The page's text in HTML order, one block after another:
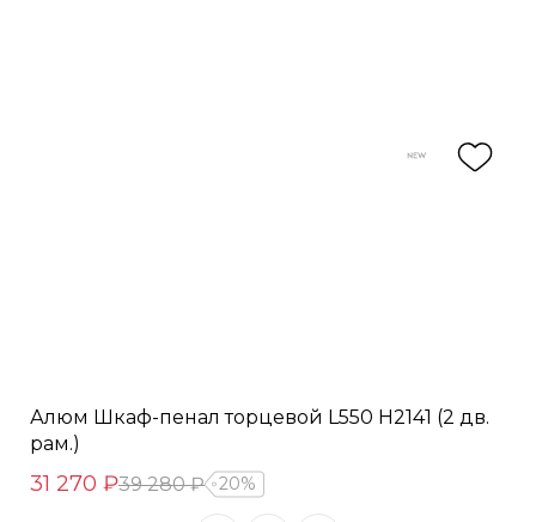
Алюм Шкаф-пенал торцевой L550 H2141 (2 дв.
рам.)
31 270 ₽39 280 ₽ 20%